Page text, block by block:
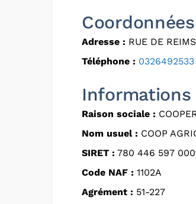
Coordonnées
Adresse : RUE DE
Téléphone : 0326492533
Raison sociale :
Nom usuel : COOP
SIRET : 780 446 597
Code NAF : 1102A
Agrément : 51-227